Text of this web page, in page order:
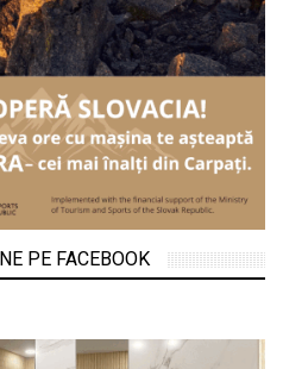
PE FACEBOOK